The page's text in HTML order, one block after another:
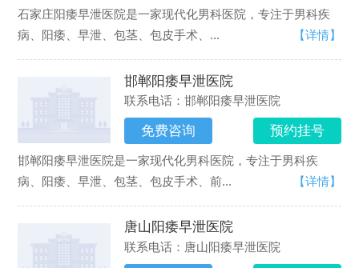
石家庄阳痿早泄医院是一家现代化男科医院，专注于男科疾
病、阳痿、早泄、包茎、包皮手术、...
【详情】
邯郸阳痿早泄医院
联系电话：邯郸阳痿早泄医院
免费咨询 预约挂号
邯郸阳痿早泄医院是一家现代化男科医院，专注于男科疾
病、阳痿、早泄、包茎、包皮手术、前...
【详情】
唐山阳痿早泄医院
联系电话：唐山阳痿早泄医院